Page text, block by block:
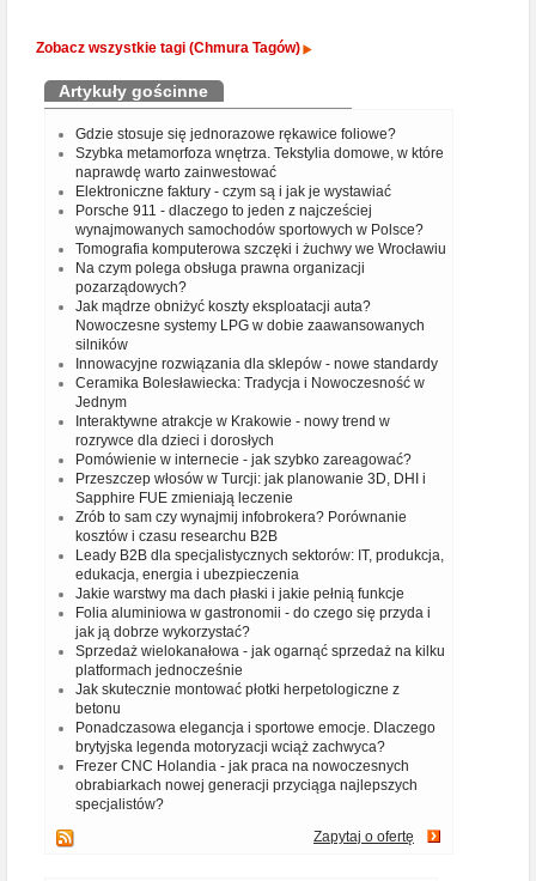
Zobacz wszystkie tagi (Chmura Tagów)
Artykuły gościnne
Gdzie stosuje się jednorazowe rękawice foliowe?
Szybka metamorfoza wnętrza. Tekstylia domowe, w które
naprawdę warto zainwestować
Elektroniczne faktury - czym są i jak je wystawiać
Porsche 911 - dlaczego to jeden z najcześciej
wynajmowanych samochodów sportowych w Polsce?
Tomografia komputerowa szczęki i żuchwy we Wrocławiu
Na czym polega obsługa prawna organizacji
pozarządowych?
Jak mądrze obniżyć koszty eksploatacji auta?
Nowoczesne systemy LPG w dobie zaawansowanych
silników
Innowacyjne rozwiązania dla sklepów - nowe standardy
Ceramika Bolesławiecka: Tradycja i Nowoczesność w
Jednym
Interaktywne atrakcje w Krakowie - nowy trend w
rozrywce dla dzieci i dorosłych
Pomówienie w internecie - jak szybko zareagować?
Przeszczep włosów w Turcji: jak planowanie 3D, DHI i
Sapphire FUE zmieniają leczenie
Zrób to sam czy wynajmij infobrokera? Porównanie
kosztów i czasu researchu B2B
Leady B2B dla specjalistycznych sektorów: IT, produkcja,
edukacja, energia i ubezpieczenia
Jakie warstwy ma dach płaski i jakie pełnią funkcje
Folia aluminiowa w gastronomii - do czego się przyda i
jak ją dobrze wykorzystać?
Sprzedaż wielokanałowa - jak ogarnąć sprzedaż na kilku
platformach jednocześnie
Jak skutecznie montować płotki herpetologiczne z
betonu
Ponadczasowa elegancja i sportowe emocje. Dlaczego
brytyjska legenda motoryzacji wciąż zachwyca?
Frezer CNC Holandia - jak praca na nowoczesnych
obrabiarkach nowej generacji przyciąga najlepszych
specjalistów?
Zapytaj o ofertę